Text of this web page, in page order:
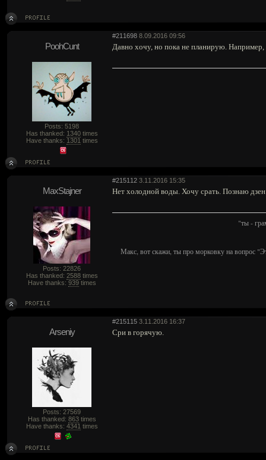
#211698 8.09.2016 09:56
PoohCunt
Posts: 5198
Has thanked: 1340times
Have thanks: 1301 times
Давно хочу, но пока не планирую. Например,
#215112 3.11.2016 15:35
MaxStajner
Posts: 22826
Has thanked: 2588times
Have thanks: 939times
Нет холодной воды. Хочу срать. Познаю
"ты -
Макс, вот скажи, ты про морковку на вопрос
#215115 3.11.2016 16:37
Arseniy
Posts: 27569
Has thanked: 863times
Have thanks: 4341 times
Сри в горячую.